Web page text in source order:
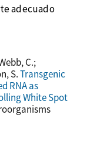
adecuado
C.;
S.Transgenic
RNA as
White Spot